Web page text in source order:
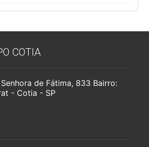
COTIA
de Fátima, 833 Bairro:
- Cotia - SP